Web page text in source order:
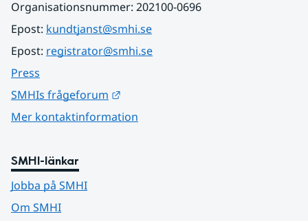
Organisationsnummer: 202100-0696
Epost: kundtjanst@smhi.se
Epost: registrator@smhi.se
Press
SMHIs frågeforum
Mer kontaktinformation
SMHI-länkar
Jobba på SMHI
Om SMHI